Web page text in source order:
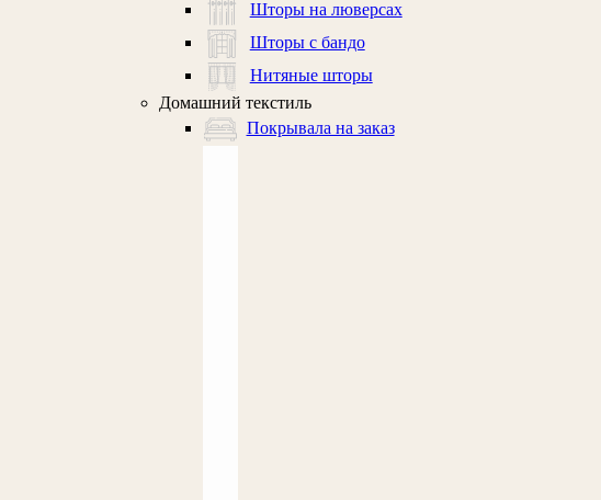
Шторы на люверсах
Шторы с бандо
Нитяные шторы
Домашний текстиль
Покрывала на заказ